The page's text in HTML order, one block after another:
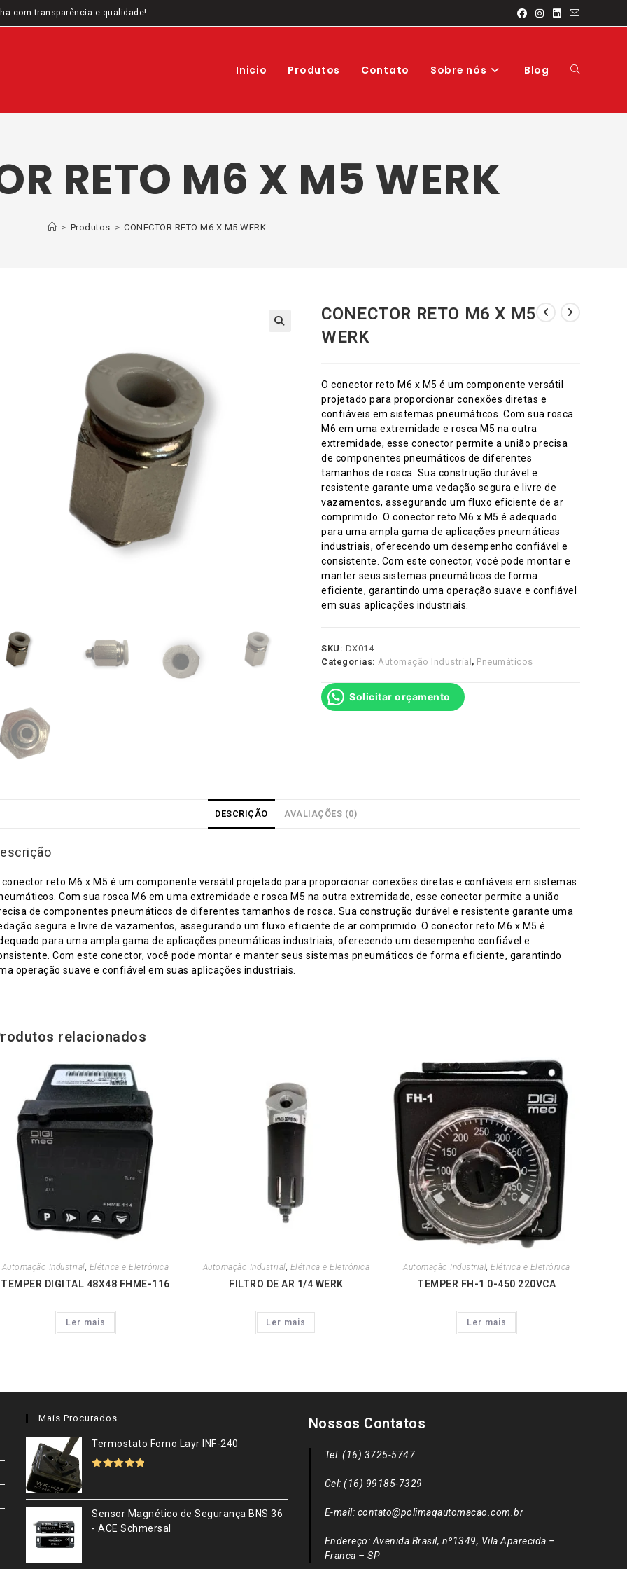
com transparência e qualidade!
Inicio Produtos Contato Sobre nós Blog Alternar
RETO M6 X M5 WERK
> Produtos > CONECTOR RETO M6 X M5 WERK
CONECTOR RETO M6 X M5
WERK
O conector reto M6 x M5 é um componente versátil
projetado para proporcionar conexões diretas e
confiáveis em sistemas pneumáticos. Com sua rosca
M6 em uma extremidade e rosca M5 na outra
extremidade, esse conector permite a união precisa
de componentes pneumáticos de diferentes
tamanhos de rosca. Sua construção durável e
resistente garante uma vedação segura e livre de
vazamentos, assegurando um fluxo eficiente de ar
comprimido. O conector reto M6 x M5 é adequado
para uma ampla gama de aplicações pneumáticas
industriais, oferecendo um desempenho confiável e
consistente. Com este conector, você pode montar e
manter seus sistemas pneumáticos de forma
eficiente, garantindo uma operação suave e confiável
em suas aplicações industriais.
SKU: DX014
Categorias:Automação Industrial , Pneumáticos
Solicitar orçamento
DESCRIÇÃO AVALIAÇÕES (0)
conector reto M6 x M5 é um componente versátil projetado para proporcionar conexões diretas e confiáveis em sistemas
Com sua rosca M6 em uma extremidade e rosca M5 na outra extremidade, esse conector permite a união
de componentes pneumáticos de diferentes tamanhos de rosca. Sua construção durável e resistente garante uma
segura e livre de vazamentos, assegurando um fluxo eficiente de ar comprimido. O conector reto M6 x M5 é
para uma ampla gama de aplicações pneumáticas industriais, oferecendo um desempenho confiável e
Com este conector, você pode montar e manter seus sistemas pneumáticos de forma eficiente, garantindo
operação suave e confiável em suas aplicações industriais.
relacionados
Automação Industrial, Elétrica e Eletrônica
TEMPER DIGITAL 48X48 FHME-116
Ler mais
Automação Industrial, Elétrica e Eletrônica
FILTRO DE AR 1/4 WERK
Ler mais
Automação Industrial,Elétrica e Eletrônica
TEMPER FH-1 0-450 220VCA
Ler mais
Mais Procurados
Termostato Forno Layr INF-240
Sensor Magnético de Segurança BNS 36
- ACE Schmersal
Nossos Contatos
Tel: (16) 3725-5747
Cel: (16) 99185-7329
E-mail: contato@polimaqautomacao.com.br
Endereço: Avenida Brasil, nº1349, Vila Aparecida –
Franca – SP